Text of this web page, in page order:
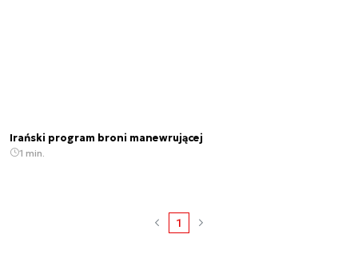
Irański program broni manewrującej
1 min.
1